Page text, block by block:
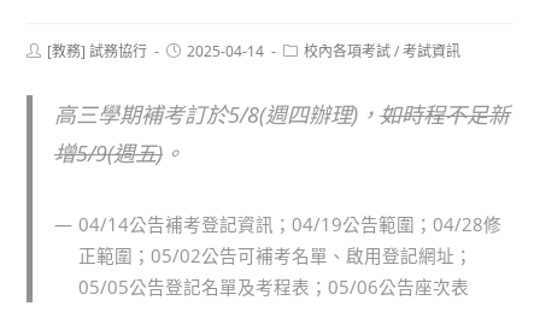
Post[教務] 試務協行
Post2025-04-14
Post校內各項考試 / 考試資訊
高三學期補考訂於5/8(週四辦理)， 如時程不足新
增5/9(週五)。
04/14公告補考登記資訊；04/19公告範圍；04/28修
正範圍；05/02公告可補考名單、啟用登記網址；
05/05公告登記名單及考程表；05/06公告座次表